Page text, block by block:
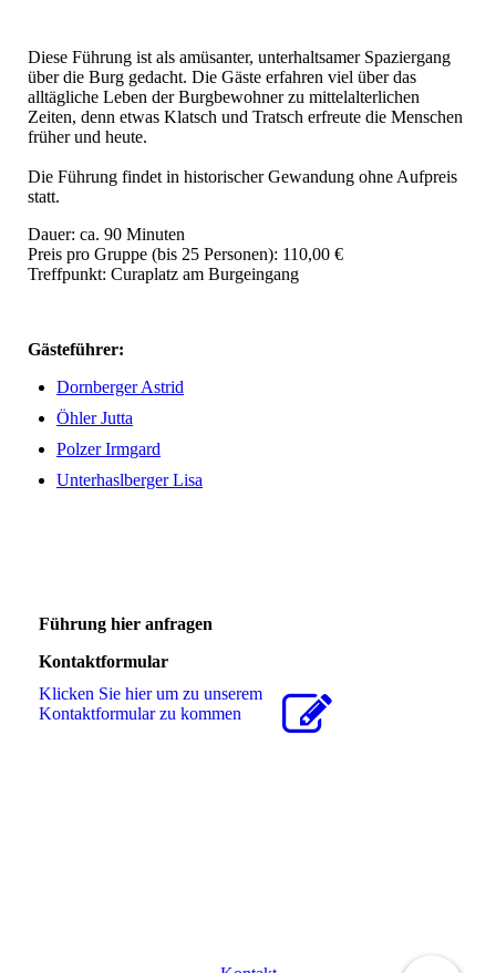
Diese Führung ist als amüsanter, unterhaltsamer Spaziergang
über die Burg gedacht. Die Gäste erfahren viel über das
alltägliche Leben der Burgbewohner zu mittelalterlichen
Zeiten, denn etwas Klatsch und Tratsch erfreute die Menschen
früher und heute.
Die Führung findet in historischer Gewandung ohne Aufpreis
statt.
Dauer: ca. 90 Minuten
Preis pro Gruppe (bis 25 Personen): 110,00 €
Treffpunkt: Curaplatz am Burgeingang
Gästeführer:
Dornberger Astrid
Öhler Jutta
Polzer Irmgard
Unterhaslberger Lisa
Führung hier anfragen
Kontaktformular
Klicken Sie hier um zu unserem
Kon­takt­for­mu­lar zu kommen